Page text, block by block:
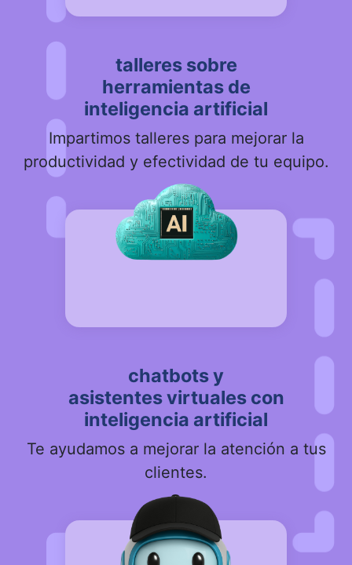
talleres sobre
herramientas de
inteligencia artificial
Impartimos talleres para mejorar la
productividad y efectividad de tu equipo.
chatbots y
asistentes virtuales con
inteligencia artificial
Te ayudamos a mejorar la atención a tus
clientes.